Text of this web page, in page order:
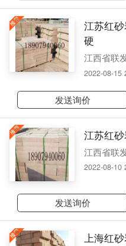
江苏红
硬
江西省联
2022-08-15
发送询价
江苏红
江西省联
2022-08-10
发送询价
上海红